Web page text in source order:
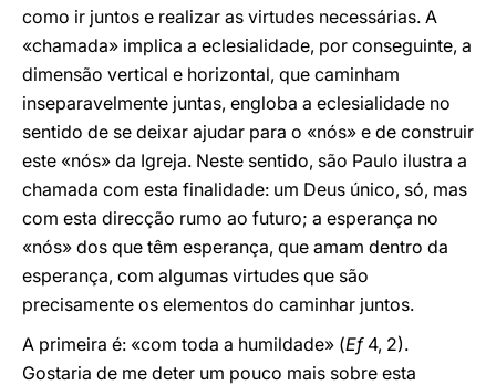
como ir juntos e realizar as virtudes necessárias. A
«chamada» implica a eclesialidade, por conseguinte, a
dimensão vertical e horizontal, que caminham
inseparavelmente juntas, engloba a eclesialidade no
sentido de se deixar ajudar para o «nós» e de construir
este «nós» da Igreja. Neste sentido, são Paulo ilustra a
chamada com esta finalidade: um Deus único, só, mas
com esta direcção rumo ao futuro; a esperança no
«nós» dos que têm esperança, que amam dentro da
esperança, com algumas virtudes que são
precisamente os elementos do caminhar juntos.
A primeira é: «com toda a humildade» (Ef4, 2).
Gostaria de me deter um pouco mais sobre esta